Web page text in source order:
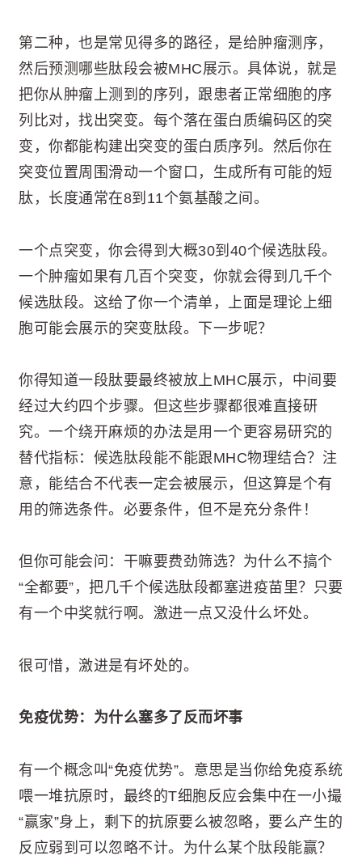
第二种，也是常见得多的路径，是给肿瘤测序，
然后预测哪些肽段会被MHC展示。具体说，就是
把你从肿瘤上测到的序列，跟患者正常细胞的序
列比对，找出突变。每个落在蛋白质编码区的突
变，你都能构建出突变的蛋白质序列。然后你在
突变位置周围滑动一个窗口，生成所有可能的短
肽，长度通常在8到11个氨基酸之间。
一个点突变，你会得到大概30到40个候选肽段。
一个肿瘤如果有几百个突变，你就会得到几千个
候选肽段。这给了你一个清单，上面是理论上细
胞可能会展示的突变肽段。下一步呢？
你得知道一段肽要最终被放上MHC展示，中间要
经过大约四个步骤。但这些步骤都很难直接研
究。一个绕开麻烦的办法是用一个更容易研究的
替代指标：候选肽段能不能跟MHC物理结合？注
意，能结合不代表一定会被展示，但这算是个有
用的筛选条件。必要条件，但不是充分条件！
但你可能会问：干嘛要费劲筛选？为什么不搞个
“全都要”，把几千个候选肽段都塞进疫苗里？只要
有一个中奖就行啊。激进一点又没什么坏处。
很可惜，激进是有坏处的。
免疫优势：为什么塞多了反而坏事
有一个概念叫“免疫优势”。意思是当你给免疫系统
喂一堆抗原时，最终的T细胞反应会集中在一小撮
“赢家”身上，剩下的抗原要么被忽略，要么产生的
反应弱到可以忽略不计。为什么某个肽段能赢？